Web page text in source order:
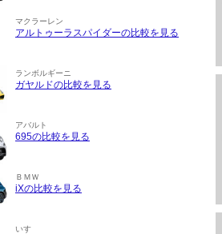
マクラーレン
アルトゥーラスパイダーの比較を見る
ランボルギーニ
ガヤルドの比較を見る
アバルト
695の比較を見る
ＢＭＷ
iXの比較を見る
いすゞ